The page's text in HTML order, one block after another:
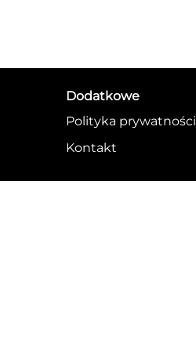
Dodatkowe
Polityka prywatności
Kontakt